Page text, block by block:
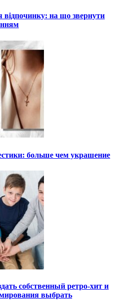
відпочинку: на що звернути
больше чем украшение
собственный ретро-хит и
выбрать